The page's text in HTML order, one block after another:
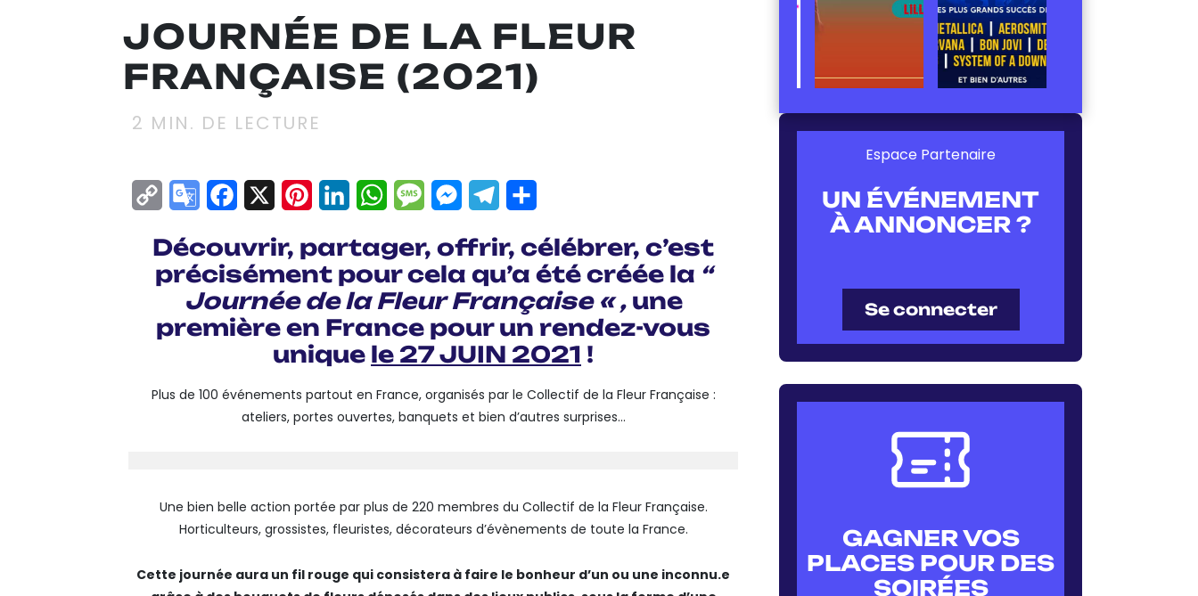
JOURNÉE DE LA FLEUR
FRANÇAISE (2021)
2 MIN. DE LECTURE
Copy GoogleFacebook
X Pinterest
LinkedInWhatsApp
MessageMessenger
Telegram
Découvrir, partager, offrir, célébrer, c’est
précisément pour cela qu’a été créée la “
Journée de la Fleur Française « ,une
première en France pour un rendez-vous
unique le 27 JUIN 2021 !
Plus de 100 événements partout en France, organisés par le Collectif de la Fleur Française :
ateliers, portes ouvertes, banquets et bien d’autres surprises…
Une bien belle action portée par plus de 220 membres du Collectif de la Fleur Française.
Horticulteurs, grossistes, fleuristes, décorateurs d’évènements de toute la France.
Cette journée aura un fil rouge qui consistera à faire le bonheur d’un ou une inconnu.e
Espace Partenaire
UN ÉVÉNEMENT
À ANNONCER ?
Se connecter
GAGNER VOS
PLACES POUR DES
SOIRÉES